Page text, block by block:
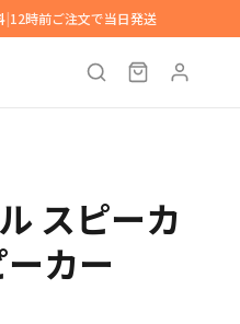
|12時前ご注文で当日発送
スピーカ
カー